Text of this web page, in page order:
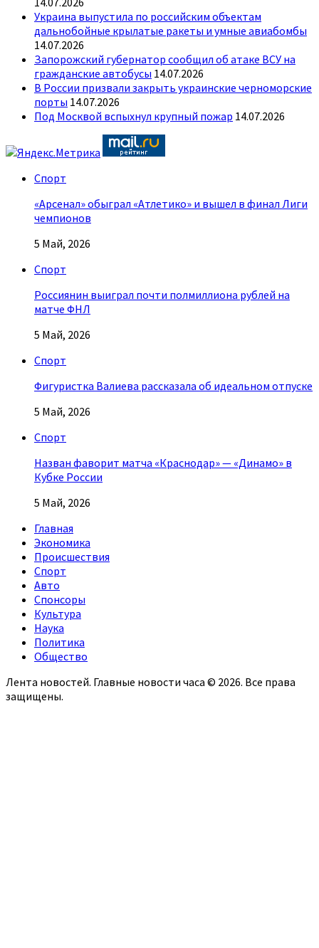
Украина выпустила по российским объектам
дальнобойные крылатые ракеты и умные авиабомбы
14.07.2026
Запорожский губернатор сообщил об атаке ВСУ на
гражданские автобусы 14.07.2026
В России призвали закрыть украинские черноморские
порты 14.07.2026
Под Москвой вспыхнул крупный пожар 14.07.2026
Спорт
«Арсенал» обыграл «Атлетико» и вышел в финал Лиги
чемпионов
5 Май, 2026
Спорт
Россиянин выиграл почти полмиллиона рублей на
матче ФНЛ
5 Май, 2026
Спорт
Фигуристка Валиева рассказала об идеальном отпуске
5 Май, 2026
Спорт
Назван фаворит матча «Краснодар» — «Динамо» в
Кубке России
5 Май, 2026
Главная
Экономика
Происшествия
Спорт
Авто
Спонсоры
Культура
Наука
Политика
Общество
Лента новостей. Главные новости часа © 2026. Все права
защищены.